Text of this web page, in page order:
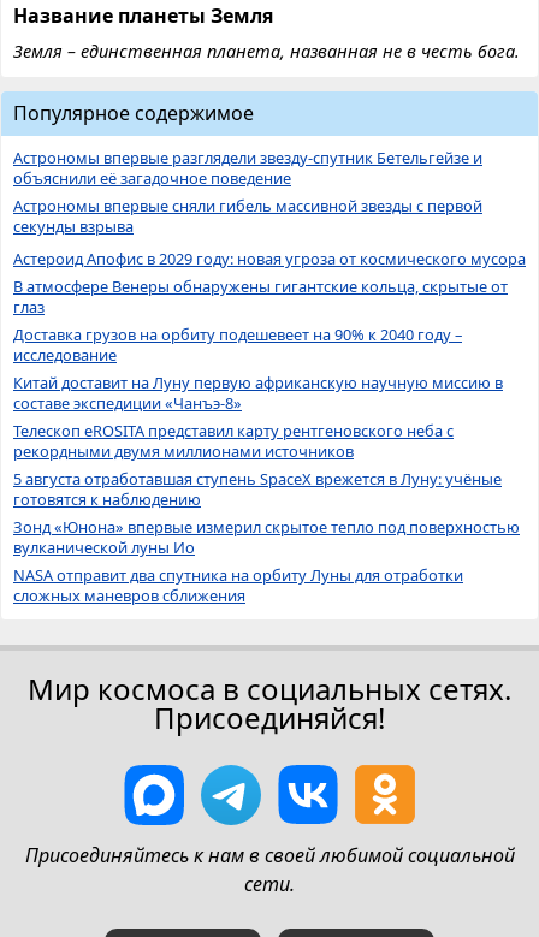
Название планеты Земля
Земля – единственная планета, названная не в честь бога.
Популярное содержимое
Астрономы впервые разглядели звезду-спутник Бетельгейзе и
объяснили её загадочное поведение
Астрономы впервые сняли гибель массивной звезды с первой
секунды взрыва
Астероид Апофис в 2029 году: новая угроза от космического мусора
В атмосфере Венеры обнаружены гигантские кольца, скрытые от
глаз
Доставка грузов на орбиту подешевеет на 90% к 2040 году –
исследование
Китай доставит на Луну первую африканскую научную миссию в
составе экспедиции «Чанъэ-8»
Телескоп eROSITA представил карту рентгеновского неба с
рекордными двумя миллионами источников
5 августа отработавшая ступень SpaceX врежется в Луну: учёные
готовятся к наблюдению
Зонд «Юнона» впервые измерил скрытое тепло под поверхностью
вулканической луны Ио
NASA отправит два спутника на орбиту Луны для отработки
сложных маневров сближения
Мир космоса в социальных сетях.
Присоединяйся!
Присоединяйтесь к нам в своей любимой социальной
сети.